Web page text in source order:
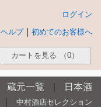
ログイン
初めてのお客様へ
ヘルプ
カートを見る （0）
蔵元一覧 日本酒
中村酒店セレクション